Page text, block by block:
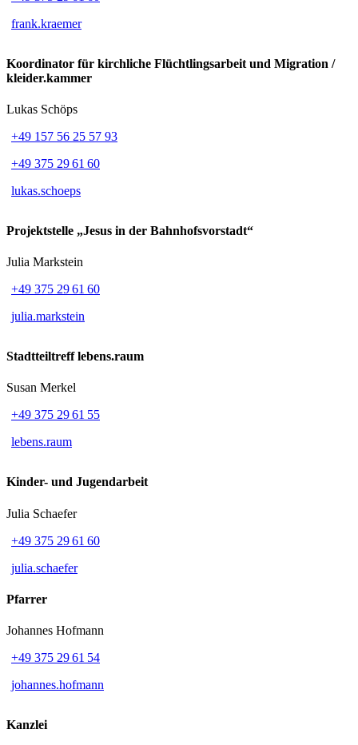
frank.kraemer
Koordinator für kirchliche Flüchtlingsarbeit und Migration /
kleider.kammer
Lukas Schöps
+49 157 56 25 57 93
+49 375 29 61 60
lukas.schoeps
Projektstelle „Jesus in der Bahnhofsvorstadt“
Julia Markstein
+49 375 29 61 60
julia.markstein
Stadtteiltreff lebens.raum
Susan Merkel
+49 375 29 61 55
lebens.raum
Kinder- und Jugendarbeit
Julia Schaefer
+49 375 29 61 60
julia.schaefer
Pfarrer
Johannes Hofmann
+49 375 29 61 54
johannes.hofmann
Kanzlei